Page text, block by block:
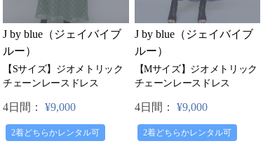
J by blue（ジェイバイブ
ルー）
【Sサイズ】ジオメトリック
チェーンレースドレス
4日間： ¥9,000
2着どちらかレンタル可
J by blue（ジェイバイブ
ルー）
【Mサイズ】ジオメトリック
チェーンレースドレス
4日間： ¥9,000
2着どちらかレンタル可